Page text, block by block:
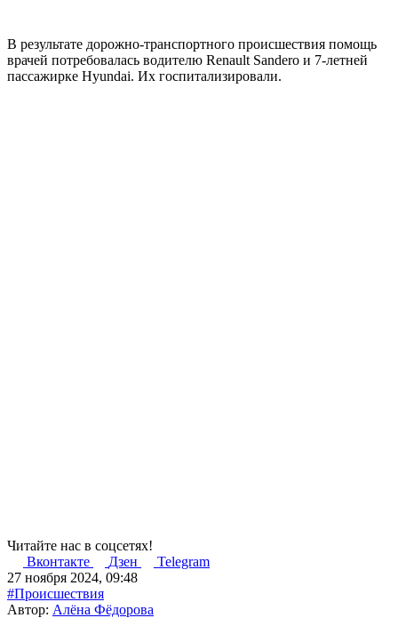
В результате дорожно-транспортного происшествия помощь
врачей потребовалась водителю Renault Sandero и 7-летней
пассажирке Hyundai. Их госпитализировали.
Читайте нас в соцсетях!
Вконтакте
Дзен
Telegram
27 ноября 2024, 09:48
#Происшествия
Автор: Алёна Фёдорова